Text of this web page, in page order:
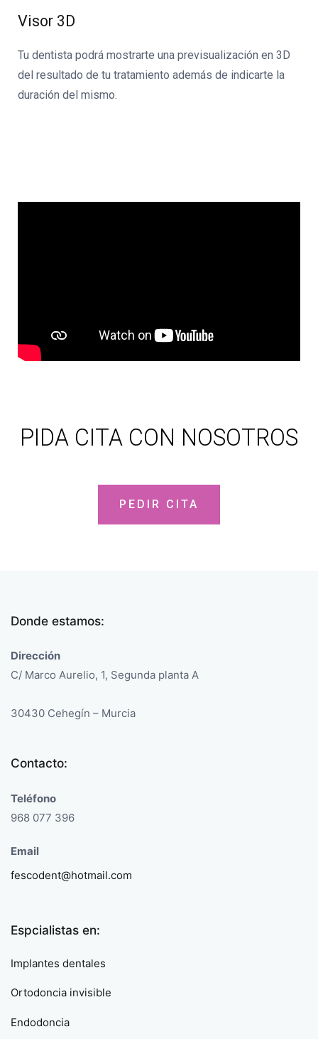
Visor 3D
Tu dentista podrá mostrarte una previsualización en 3D
del resultado de tu tratamiento además de indicarte la
duración del mismo.
PIDA CITA CON NOSOTROS
PEDIR CITA
Donde estamos:
Dirección
C/ Marco Aurelio, 1, Segunda planta A
30430 Cehegín – Murcia
Contacto:
Teléfono
968 077 396
Email
fescodent@hotmail.com
Espcialistas en:
Implantes dentales
Ortodoncia invisible
Endodoncia